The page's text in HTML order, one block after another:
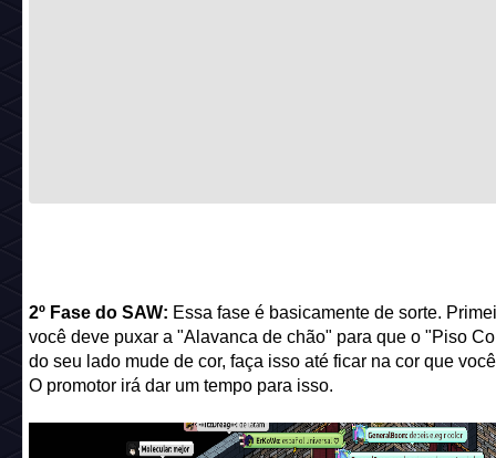
2º Fase do SAW: Essa fase é basicamente de sorte.
você deve puxar a "Alavanca de chão" para que o "Piso
do seu lado mude de cor, faça isso até ficar na cor que
O promotor irá dar um tempo para isso.